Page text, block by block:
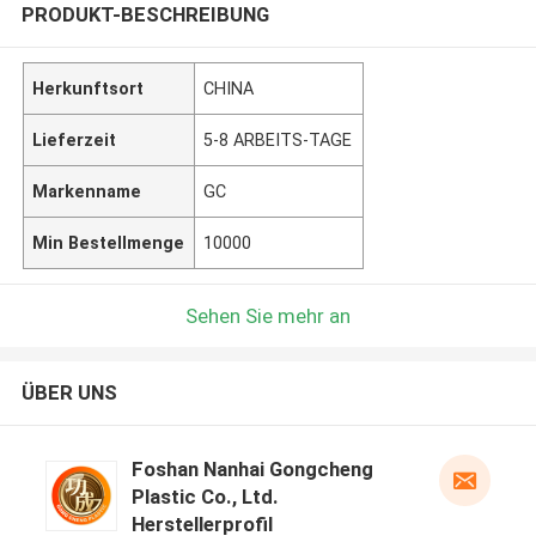
PRODUKT-BESCHREIBUNG
Herkunftsort CHINA
Lieferzeit 5-8 ARBEITS-TAGE
Markenname GC
Min Bestellmenge 10000
Sehen Sie mehr an
ÜBER UNS
Foshan Nanhai Gongcheng
Plastic Co., Ltd.
Herstellerprofil